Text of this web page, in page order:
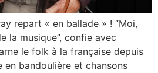
repart « en ballade » ! “Moi,
la musique”, confie avec
le folk à la française depuis
en bandoulière et chansons